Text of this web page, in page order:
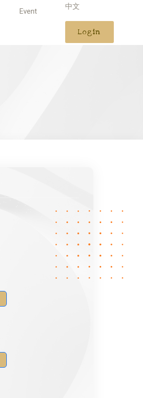
Event
中文
Login